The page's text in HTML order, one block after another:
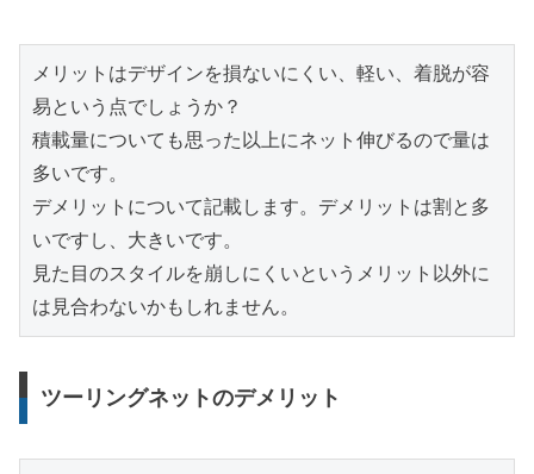
メリットはデザインを損ないにくい、軽い、着脱が容
易という点でしょうか？
積載量についても思った以上にネット伸びるので量は
多いです。
デメリットについて記載します。デメリットは割と多
いですし、大きいです。
見た目のスタイルを崩しにくいというメリット以外に
は見合わないかもしれません。
ツーリングネットのデメリット